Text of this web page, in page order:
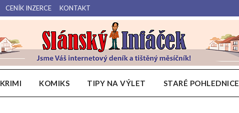
CENÍK INZERCE KONTAKT
Slánský Infáček
Váš internetový deník a tištěný měsíčník pro Slánsko, Kladensko a Lounsko.
KRIMI KOMIKS TIPY NA VÝLET STARÉ POHLEDNICE